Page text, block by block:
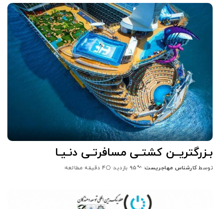
توسط
بـزرگتریــن کشتـی مسافرتـی دنـیـا
ارسال
توسط کارشناس مهاجریست 95 بازدید 4 دقیقه مطالعه